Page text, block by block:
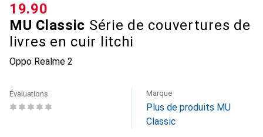
MU Classic Série de couvertures de
livres en cuir litchi
Oppo Realme 2
CHF
19.90
Évaluations Marque
Plus de produits MU
Classic